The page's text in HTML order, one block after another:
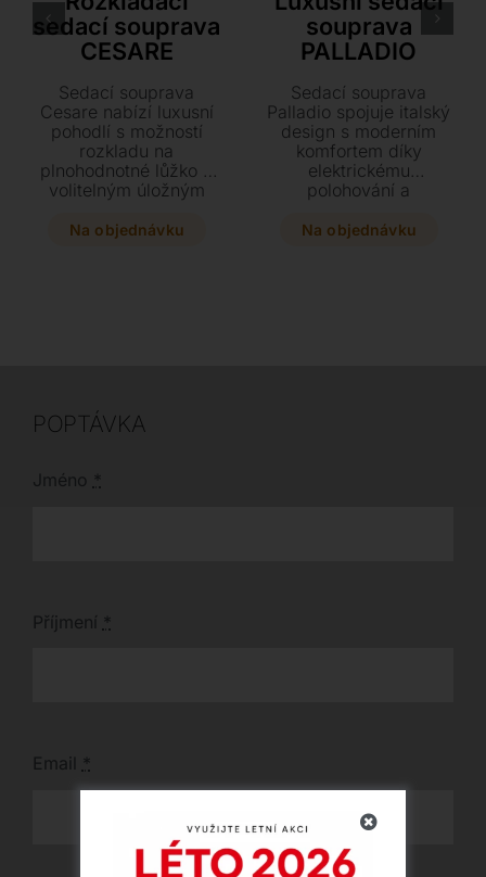
sedací souprava
CESARE
Sedací souprava
Cesare nabízí luxusní
pohodlí s možností
rozkladu na
plnohodnotné lůžko a
volitelným úložným
držákem. Dopřejte si
Na objednávku
souprava
PALLADIO
Sedací souprava
Palladio spojuje italský
design s moderním
komfortem díky
elektrickému
polohování a
z prémiové kůže.
Na objednávku
POPTÁVKA
Jméno *
Příjmení *
Email *